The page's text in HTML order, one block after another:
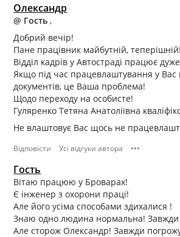
Олександр
@ Гость,
Добрий вечір!
Пане працівник майбутній, теперішній!
Відділ кадрів у Автостраді працює
Якщо під час працевлаштування у Вас
документів, це Ваша проблема!
Щодо переходу на особисте!
Гуляренко Тетяна Анатоліївна
Не влаштовує Вас щось не
Відповісти Усі відгуки автора •••
Гость
Вітаю працюю у Броварах!
Є інженер з охорони праці!
Але його усіма способами здихалися !
Знаю одно людина нормальна! Завжди
Але сторож Олександр! Завжди